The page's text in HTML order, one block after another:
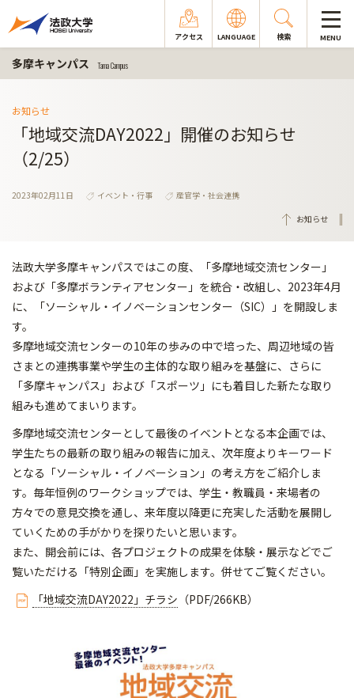
アクセス LANGUAGE 検索 MENU
多摩キャンパス Tama Campus
お知らせ
「地域交流DAY2022」開催のお知らせ
（2/25）
2023年02月11日 イベント・行事
産官学・社会連携
お知らせ
法政大学多摩キャンパスではこの度、「多摩地域交流センター」
および「多摩ボランティアセンター」を統合・改組し、2023年4月
に、「ソーシャル・イノベーションセンター（SIC）」を開設しま
す。
多摩地域交流センターの10年の歩みの中で培った、周辺地域の皆
さまとの連携事業や学生の主体的な取り組みを基盤に、さらに
「多摩キャンパス」および「スポーツ」にも着目した新たな取り
組みも進めてまいります。
多摩地域交流センターとして最後のイベントとなる本企画では、
学生たちの最新の取り組みの報告に加え、次年度よりキーワード
となる「ソーシャル・イノベーション」の考え方をご紹介しま
す。毎年恒例のワークショップでは、学生・教職員・来場者の
方々での意見交換を通し、来年度以降更に充実した活動を展開し
ていくための手がかりを探りたいと思います。
また、開会前には、各プロジェクトの成果を体験・展示などでご
覧いただける「特別企画」を実施します。併せてご覧ください。
「地域交流DAY2022」チラシ （PDF/266KB）